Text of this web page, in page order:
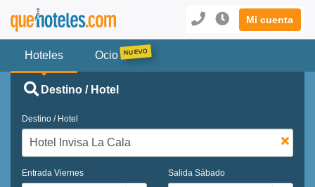
Mi cuenta
Hoteles Ocio
Destino / Hotel
Destino / Hotel
Entrada Viernes Salida Sábado